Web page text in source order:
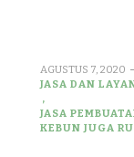
AGUSTUS 7, 2020
JASA DAN
JASA
KEBUN JUGA